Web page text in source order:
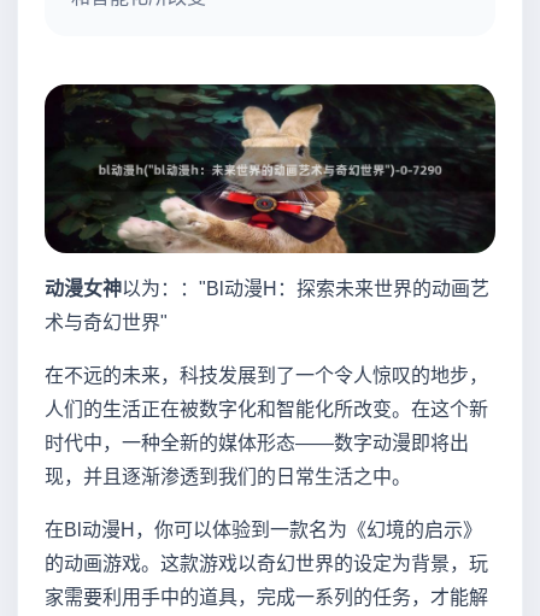
动漫女神以为：："Bl动漫H：探索未来世界的动画艺
术与奇幻世界"
在不远的未来，科技发展到了一个令人惊叹的地步，
人们的生活正在被数字化和智能化所改变。在这个新
时代中，一种全新的媒体形态——数字动漫即将出
现，并且逐渐渗透到我们的日常生活之中。
在Bl动漫H，你可以体验到一款名为《幻境的启示》
的动画游戏。这款游戏以奇幻世界的设定为背景，玩
家需要利用手中的道具，完成一系列的任务，才能解